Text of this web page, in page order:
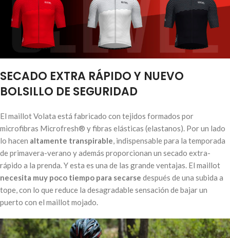
SECADO EXTRA RÁPIDO Y NUEVO
BOLSILLO DE SEGURIDAD
El maillot Volata está fabricado con tejidos formados por
microfibras Microfresh® y fibras elásticas (elastanos). Por un lado
lo hacen altamente transpirable, indispensable para la temporada
de primavera-verano y además proporcionan un secado extra-
rápido a la prenda. Y esta es una de las grande ventajas. El maillot
necesita muy poco tiempo para secarse después de una subida a
tope, con lo que reduce la desagradable sensación de bajar un
puerto con el maillot mojado.